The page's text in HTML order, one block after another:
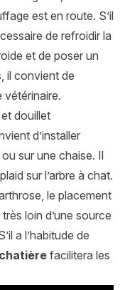
est en route. S’il
de refroidir la
et de poser un
il convient de
vétérinaire.
et douillet
d’installer
sur une chaise. Il
sur l’arbre à chat.
le placement
loin d’une source
a l’habitude de
chatière facilitera les